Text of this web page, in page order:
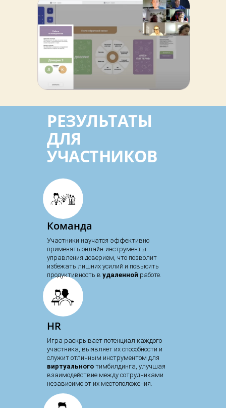
Игра раскрывает потенциал каждого
участника, выявляет их способности и
служит отличным инструментом для
виртуального тимбилдинга, улучшая
взаимодействие между сотрудниками
независимо от их местоположения.
РЕЗУЛЬТАТЫ
ДЛЯ
УЧАСТНИКОВ
Команда
HR
Участники научатся эффективно
применять онлайн-инструменты
управления доверием, что позволит
избежать лишних усилий и повысить
продуктивность в удаленной работе.